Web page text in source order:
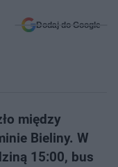
Dodaj do Google
między
Bieliny. W
15:00, bus